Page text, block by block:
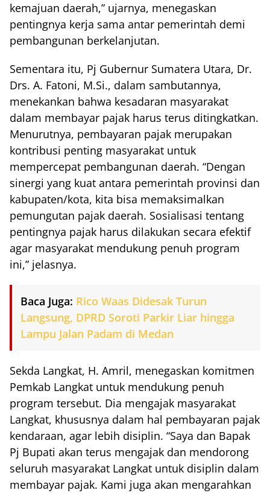
kemajuan daerah,” ujarnya, menegaskan
pentingnya kerja sama antar pemerintah demi
pembangunan berkelanjutan.
Sementara itu, Pj Gubernur Sumatera Utara, Dr.
Drs. A. Fatoni, M.Si., dalam sambutannya,
menekankan bahwa kesadaran masyarakat
dalam membayar pajak harus terus ditingkatkan.
Menurutnya, pembayaran pajak merupakan
kontribusi penting masyarakat untuk
mempercepat pembangunan daerah. “Dengan
sinergi yang kuat antara pemerintah provinsi dan
kabupaten/kota, kita bisa memaksimalkan
pemungutan pajak daerah. Sosialisasi tentang
pentingnya pajak harus dilakukan secara efektif
agar masyarakat mendukung penuh program
ini,” jelasnya.
Baca Juga: Rico Waas Didesak Turun
Langsung, DPRD Soroti Parkir Liar hingga
Lampu Jalan Padam di Medan
Sekda Langkat, H. Amril, menegaskan komitmen
Pemkab Langkat untuk mendukung penuh
program tersebut. Dia mengajak masyarakat
Langkat, khususnya dalam hal pembayaran pajak
kendaraan, agar lebih disiplin. “Saya dan Bapak
Pj Bupati akan terus mengajak dan mendorong
seluruh masyarakat Langkat untuk disiplin dalam
membayar pajak. Kami juga akan mengarahkan